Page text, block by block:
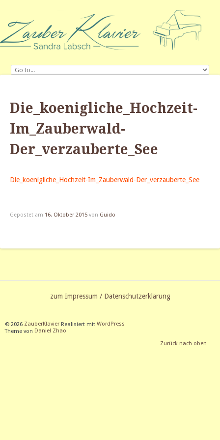
Die_koenigliche_Hochzeit-
Im_Zauberwald-
Der_verzauberte_See
Die_koenigliche_Hochzeit-Im_Zauberwald-Der_verzauberte_See
Gepostet am 16. Oktober 2015 von Guido
zum Impressum / Datenschutzerklärung
© 2026 ZauberKlavierRealisiert mit WordPress
Theme von Daniel Zhao
Zurück nach oben